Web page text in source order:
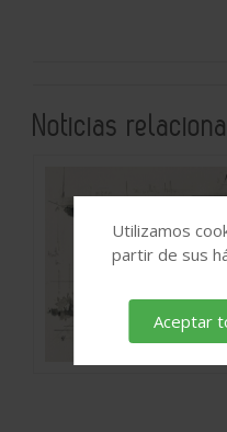
Noticias
Utilizamos
partir de sus
Aceptar